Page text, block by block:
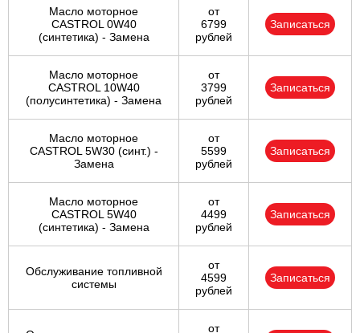
Масло моторное
CASTROL 0W40
(синтетика) - Замена
от
6799
рублей
Записаться
Масло моторное
CASTROL 10W40
(полусинтетика) - Замена
от
3799
рублей
Записаться
Масло моторное
CASTROL 5W30 (синт.) -
Замена
от
5599
рублей
Записаться
Масло моторное
CASTROL 5W40
(синтетика) - Замена
от
4499
рублей
Записаться
Обслуживание топливной
системы
от
4599
рублей
Записаться
от